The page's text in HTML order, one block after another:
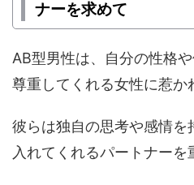
ナーを求めて
AB型男性は、自分の性格
尊重してくれる女性に惹か
彼らは独自の思考や感情を
入れてくれるパートナーを